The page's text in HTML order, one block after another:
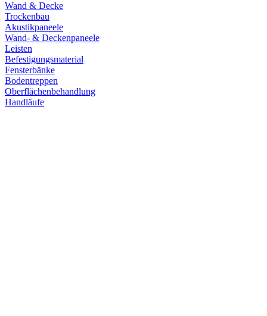
Wand & Decke
Trockenbau
Akustikpaneele
Wand- & Deckenpaneele
Leisten
Befestigungsmaterial
Fensterbänke
Bodentreppen
Oberflächenbehandlung
Handläufe